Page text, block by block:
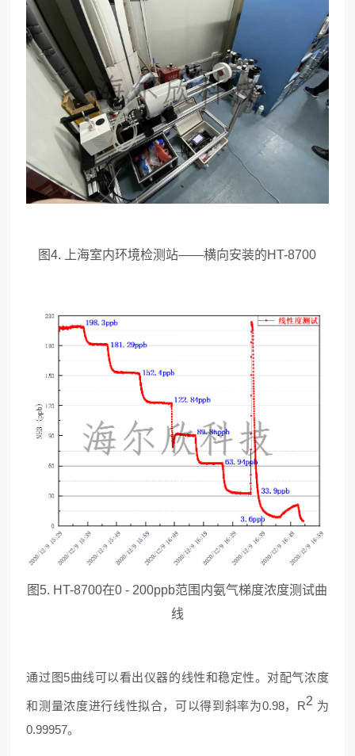
图4. 上海室内环境检测站——横向安装的HT-8700
图5. HT-8700在0 - 200ppb范围内氨气梯度浓度测试曲
线
通过图5曲线可以看出仪器的线性和稳定性。对配气浓度
和测量浓度进行线性拟合，可以得到斜率为0.98，R2 为
0.99957。